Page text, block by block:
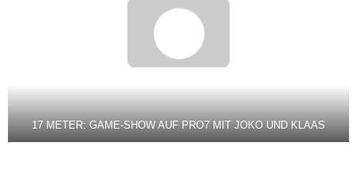
17 METER: GAME-SHOW AUF PRO7 MIT JOKO UND KLAAS